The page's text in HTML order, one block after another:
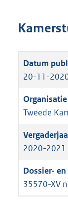
20-11-
Tweede
2020-2021
35570-XV